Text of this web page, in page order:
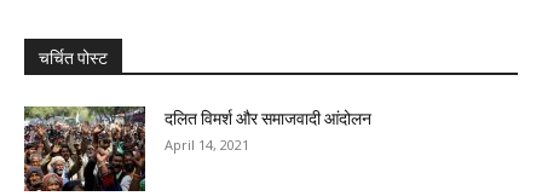
चर्चित पोस्ट
दलित विमर्श और समाजवादी आंदोलन
April 14, 2021